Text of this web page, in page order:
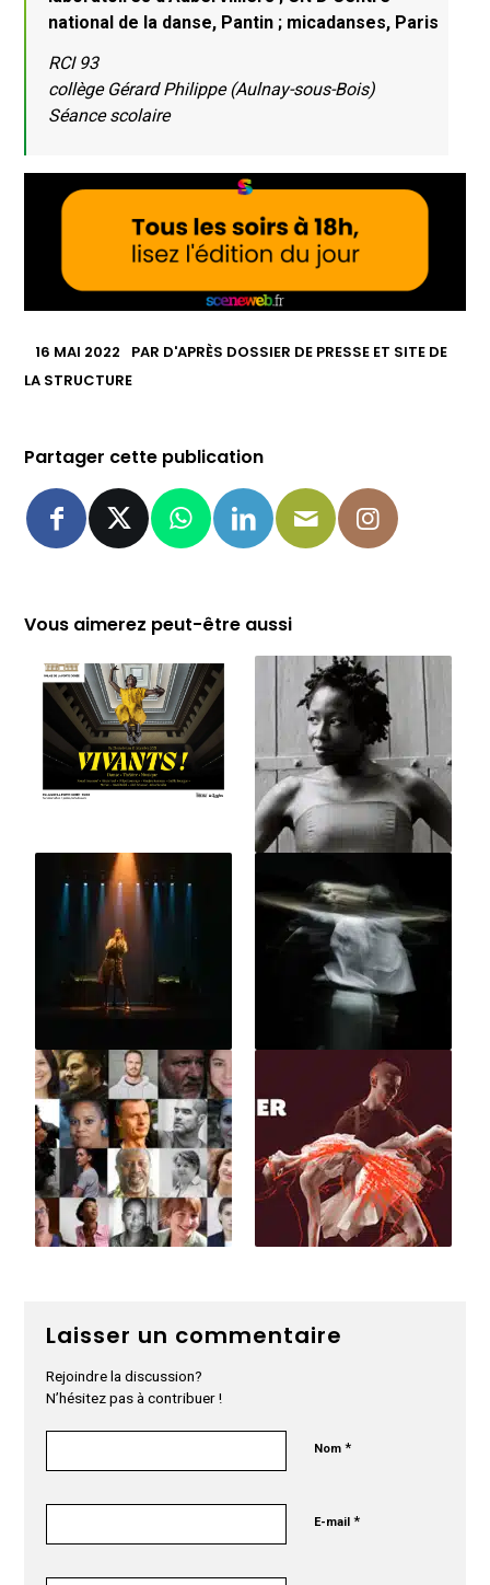
national de la danse, Pantin ; micadanses, Paris
RCI 93
collège Gérard Philippe (Aulnay-sous-Bois)
Séance scolaire
16 MAI 2022 PAR D'APRÈS DOSSIER DE PRESSE ET SITE DE
LA STRUCTURE
Partager cette publication
Vous aimerez peut-être aussi
Laisser un commentaire
Rejoindre la discussion?
N’hésitez pas à contribuer !
Nom*
E-mail*